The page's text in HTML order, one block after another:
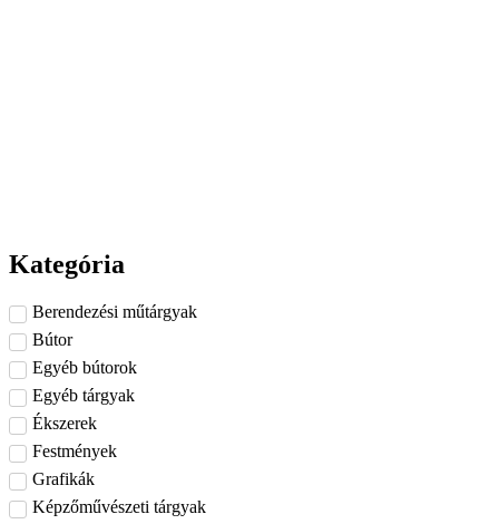
Kategória
Berendezési műtárgyak
Bútor
Egyéb bútorok
Egyéb tárgyak
Ékszerek
Festmények
Grafikák
Képzőművészeti tárgyak